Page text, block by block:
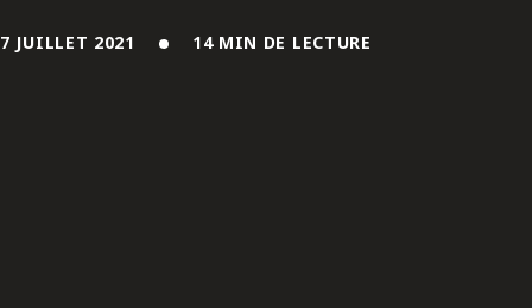
Réseau des anciens d’Osler
7 JUILLET 2021 14 MIN DE LECTURE